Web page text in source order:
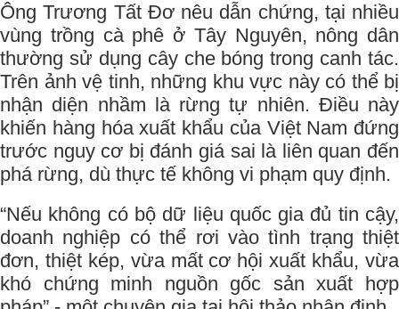
Ông Trương Tất Đơ nêu dẫn chứng, tại nhiều
vùng trồng cà phê ở Tây Nguyên, nông dân
thường sử dụng cây che bóng trong canh tác.
Trên ảnh vệ tinh, những khu vực này có thể bị
nhận diện nhầm là rừng tự nhiên. Điều này
khiến hàng hóa xuất khẩu của Việt Nam đứng
trước nguy cơ bị đánh giá sai là liên quan đến
phá rừng, dù thực tế không vi phạm quy định.
“Nếu không có bộ dữ liệu quốc gia đủ tin cậy,
doanh nghiệp có thể rơi vào tình trạng thiệt
đơn, thiệt kép, vừa mất cơ hội xuất khẩu, vừa
khó chứng minh nguồn gốc sản xuất hợp